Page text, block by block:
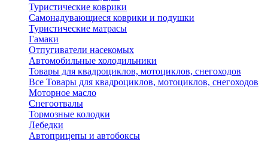
Туристические коврики
Самонадувающиеся коврики и подушки
Туристические матрасы
Гамаки
Отпугиватели насекомых
Автомобильные холодильники
Товары для квадроциклов, мотоциклов, снегоходов
Все Товары для квадроциклов, мотоциклов, снегоходов
Моторное масло
Снегоотвалы
Тормозные колодки
Лебедки
Автоприцепы и автобоксы